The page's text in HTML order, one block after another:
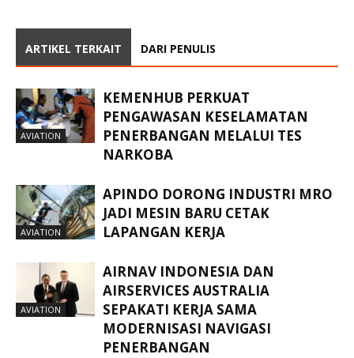
ARTIKEL TERKAIT DARI PENULIS
AVIATION
KEMENHUB PERKUAT
PENGAWASAN KESELAMATAN
PENERBANGAN MELALUI TES
NARKOBA
AVIATION
APINDO DORONG INDUSTRI MRO
JADI MESIN BARU CETAK
LAPANGAN KERJA
AVIATION
AIRNAV INDONESIA DAN
AIRSERVICES AUSTRALIA
SEPAKATI KERJA SAMA
MODERNISASI NAVIGASI
PENERBANGAN